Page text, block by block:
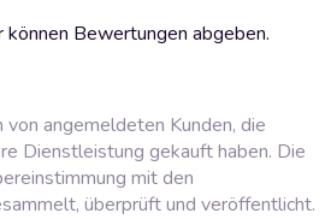
Bewertungen abgeben.
angemeldeten Kunden, die
Dienstleistung gekauft haben. Die
mit den
überprüft und veröffentlicht.